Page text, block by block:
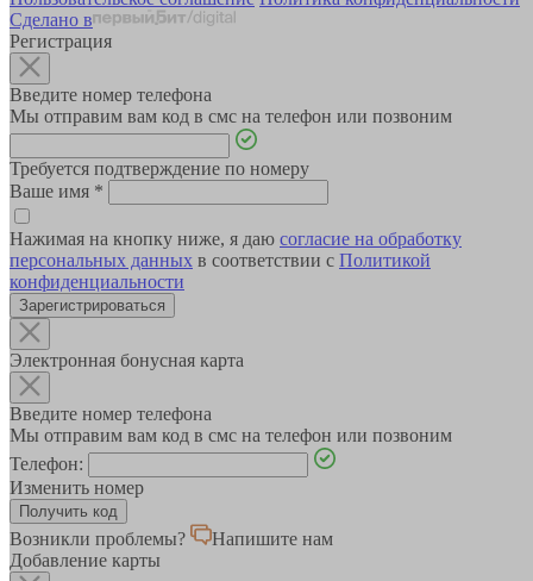
Сделано в
Регистрация
Введите номер телефона
Мы отправим вам код в смс на телефон или позвоним
Требуется подтверждение по номеру
Ваше имя *
Нажимая на кнопку ниже, я даю согласие на обработку
персональных данных в соответствии с Политикой
конфиденциальности
Зарегистрироваться
Электронная бонусная карта
Введите номер телефона
Мы отправим вам код в смс на телефон или позвоним
Телефон:
Изменить номер
Возникли проблемы?
Напишите нам
Добавление карты